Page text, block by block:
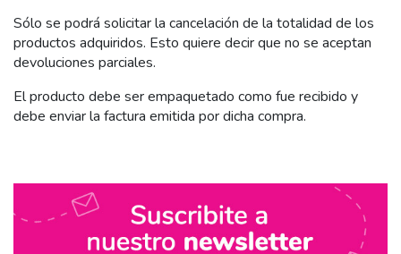
Sólo se podrá solicitar la cancelación de la totalidad de los
productos adquiridos. Esto quiere decir que no se aceptan
devoluciones parciales.
El producto debe ser empaquetado como fue recibido y
debe enviar la factura emitida por dicha compra.